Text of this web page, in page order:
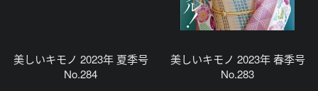
美しいキモノ 2023年 夏季号
No.284
美しいキモノ 2023年 春季号
No.283